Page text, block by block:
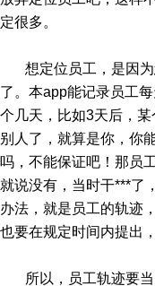
定很多。
想定位员工，是因为
了。本app能记录员工
个几天，比如3天后，
别人了，就算是你，你
吗，不能保证吧！那员
就说没有，当时干***了
办法，就是员工的轨迹
也要在规定时间内提出
所以，员工轨迹要当